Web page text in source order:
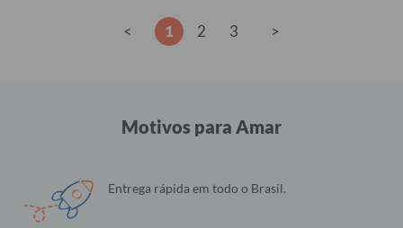
< 1 2 3 >
Motivos para Amar
Entrega rápida em todo o Brasil.